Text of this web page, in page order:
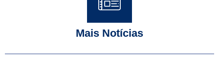
Mais Notícias